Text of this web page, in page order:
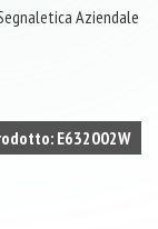
Aziendale
E632002W